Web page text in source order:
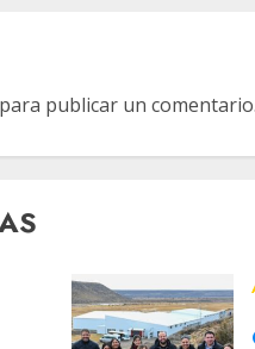
para publicar un comentario.